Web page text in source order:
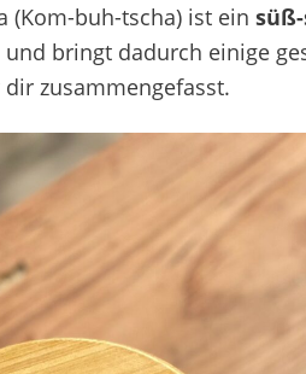
(Kom-buh-tscha) ist ein
und bringt dadurch einige
zusammengefasst.